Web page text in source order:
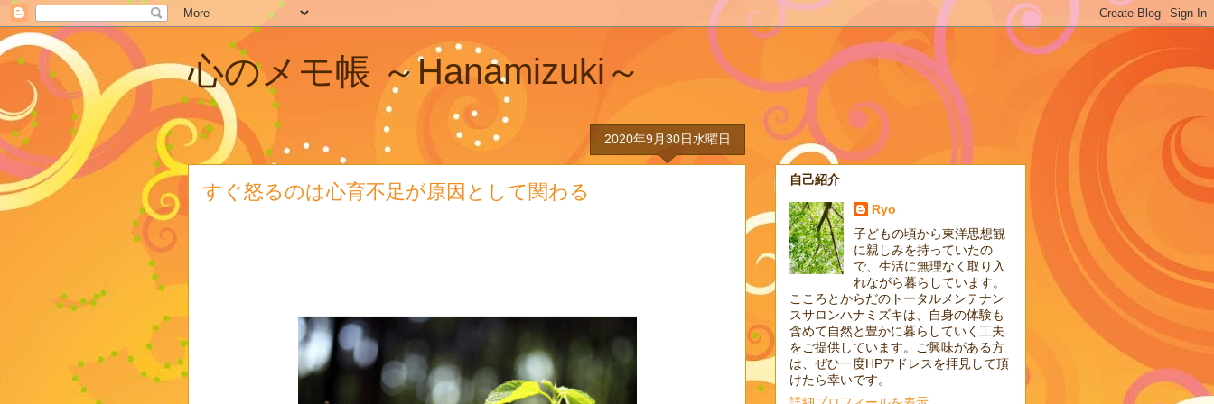
心のメモ帳 ～Hanamizuki～
2020年9月30日水曜日
すぐ怒るのは心育不足が原因として関わる
自己紹介
Ryo
子どもの頃から東洋思想観
に親しみを持っていたの
で、生活に無理なく取り入
れながら暮らしています。
こころとからだのトータルメンテナン
スサロンハナミズキは、自身の体験も
含めて自然と豊かに暮らしていく工夫
をご提供しています。ご興味がある方
は、ぜひ一度HPアドレスを拝見して頂
けたら幸いです。